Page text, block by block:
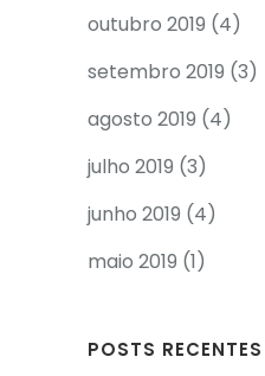
outubro 2019 (4)
setembro 2019 (3)
agosto 2019 (4)
julho 2019 (3)
junho 2019 (4)
maio 2019 (1)
POSTS RECENTES